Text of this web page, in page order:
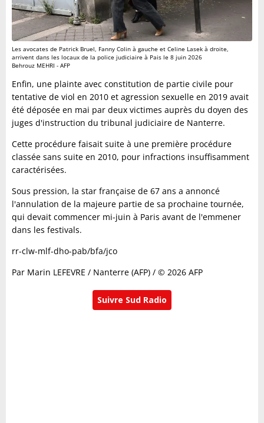
Les avocates de Patrick Bruel, Fanny Colin à gauche et Celine Lasek à droite,
arrivent dans les locaux de la police judiciaire à Pais le 8 juin 2026
Behrouz MEHRI - AFP
Enfin, une plainte avec constitution de partie civile pour
tentative de viol en 2010 et agression sexuelle en 2019 avait
été déposée en mai par deux victimes auprès du doyen des
juges d'instruction du tribunal judiciaire de Nanterre.
Cette procédure faisait suite à une première procédure
classée sans suite en 2010, pour infractions insuffisamment
caractérisées.
Sous pression, la star française de 67 ans a annoncé
l'annulation de la majeure partie de sa prochaine tournée,
qui devait commencer mi-juin à Paris avant de l'emmener
dans les festivals.
rr-clw-mlf-dho-pab/bfa/jco
Par Marin LEFEVRE / Nanterre (AFP) / © 2026 AFP
Suivre Sud Radio